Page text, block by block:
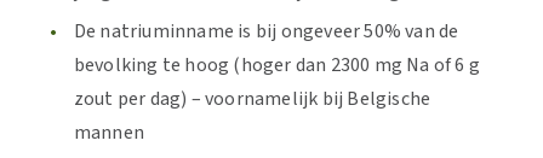
De natriuminname is bij ongeveer 50% van de
bevolking te hoog (hoger dan 2300 mg Na of 6 g
zout per dag) – voornamelijk bij Belgische
mannen